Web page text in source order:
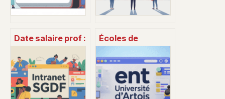
Date salaire prof :
à quelle date est
versé le salaire
des enseignants ?
Écoles de
communication
classement :
comment choisir
la bonne
formation